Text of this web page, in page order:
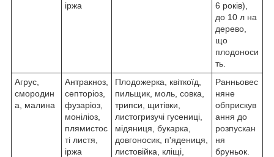
іржа
6 років),
до 10 л на
дерево,
що
плодоноси
ть.
Агрус,
смородин
а, малина
Антракноз,
септоріоз,
фузаріоз,
моніліоз,
плямистос
ті листя,
іржа
Плодожерка, квіткоїд,
пильщик, моль, совка,
трипси, щитівки,
листогризучі гусениці,
мідяниця, букарка,
довгоносик, п'ядениця,
листовійка, кліщі,
Ранньовес
няне
обприскув
ання до
розпускан
ня
бруньок.